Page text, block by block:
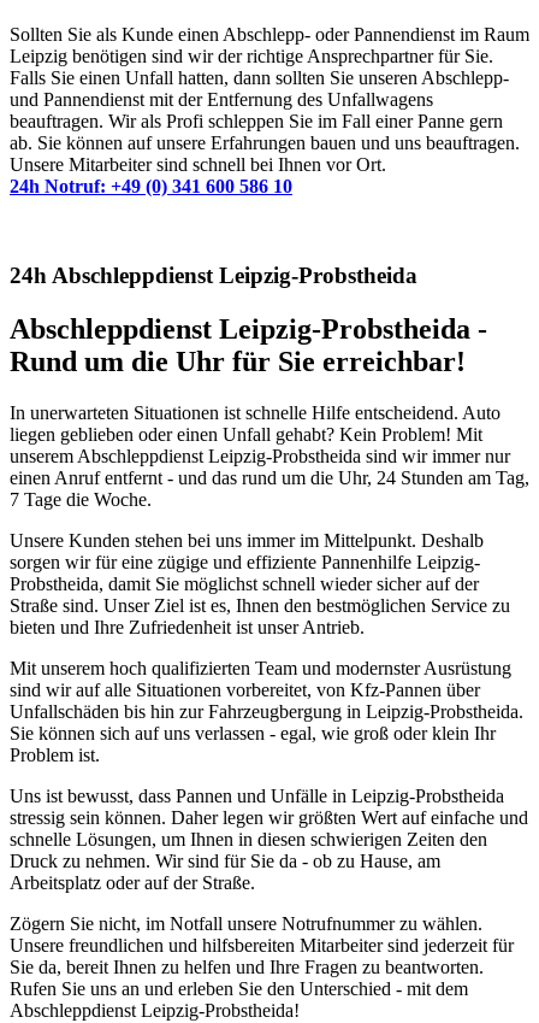
Sollten Sie als Kunde einen Abschlepp- oder Pannendienst im Raum
Leipzig benötigen sind wir der richtige Ansprechpartner für Sie.
Falls Sie einen Unfall hatten, dann sollten Sie unseren Abschlepp-
und Pannendienst mit der Entfernung des Unfallwagens
beauftragen. Wir als Profi schleppen Sie im Fall einer Panne gern
ab. Sie können auf unsere Erfahrungen bauen und uns beauftragen.
Unsere Mitarbeiter sind schnell bei Ihnen vor Ort.
24h Notruf: +49 (0) 341 600 586 10
24h Abschleppdienst Leipzig-Probstheida
Abschleppdienst Leipzig-Probstheida -
Rund um die Uhr für Sie erreichbar!
In unerwarteten Situationen ist schnelle Hilfe entscheidend. Auto
liegen geblieben oder einen Unfall gehabt? Kein Problem! Mit
unserem Abschleppdienst Leipzig-Probstheida sind wir immer nur
einen Anruf entfernt - und das rund um die Uhr, 24 Stunden am Tag,
7 Tage die Woche.
Unsere Kunden stehen bei uns immer im Mittelpunkt. Deshalb
sorgen wir für eine zügige und effiziente Pannenhilfe Leipzig-
Probstheida, damit Sie möglichst schnell wieder sicher auf der
Straße sind. Unser Ziel ist es, Ihnen den bestmöglichen Service zu
bieten und Ihre Zufriedenheit ist unser Antrieb.
Mit unserem hoch qualifizierten Team und modernster Ausrüstung
sind wir auf alle Situationen vorbereitet, von Kfz-Pannen über
Unfallschäden bis hin zur Fahrzeugbergung in Leipzig-Probstheida.
Sie können sich auf uns verlassen - egal, wie groß oder klein Ihr
Problem ist.
Uns ist bewusst, dass Pannen und Unfälle in Leipzig-Probstheida
stressig sein können. Daher legen wir größten Wert auf einfache und
schnelle Lösungen, um Ihnen in diesen schwierigen Zeiten den
Druck zu nehmen. Wir sind für Sie da - ob zu Hause, am
Arbeitsplatz oder auf der Straße.
Zögern Sie nicht, im Notfall unsere Notrufnummer zu wählen.
Unsere freundlichen und hilfsbereiten Mitarbeiter sind jederzeit für
Sie da, bereit Ihnen zu helfen und Ihre Fragen zu beantworten.
Rufen Sie uns an und erleben Sie den Unterschied - mit dem
Abschleppdienst Leipzig-Probstheida!